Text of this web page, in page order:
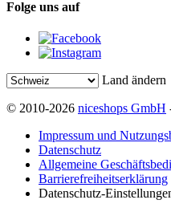
Folge uns auf
Land ändern
© 2010-2026 niceshops GmbH
Impressum und
Datenschutz
Allgemeine
Barrierefreiheitserklärung
Datenschutz-